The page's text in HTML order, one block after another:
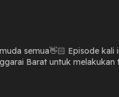
Barat untuk melakukan
bermakna. Orang muda